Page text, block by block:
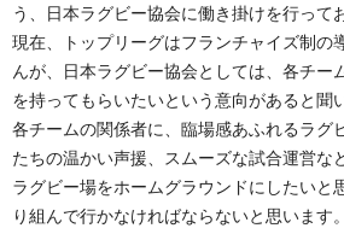
う、日本ラグビー協会に働き掛けを行って
現在、トップリーグはフランチャイズ制の
んが、日本ラグビー協会としては、各チー
を持ってもらいたいという意向があると聞
各チームの関係者に、臨場感あふれるラグ
たちの温かい声援、スムーズな試合運営な
ラグビー場をホームグラウンドにしたいと
り組んで行かなければならないと思います。